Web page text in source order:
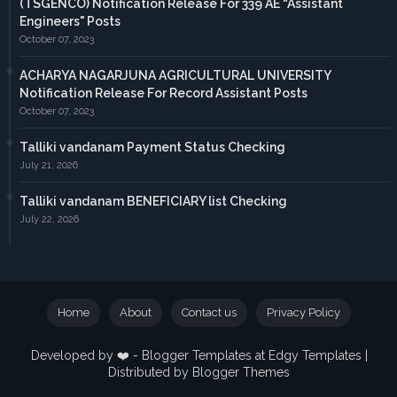
(TSGENCO) Notification Release For 339 AE “Assistant
Engineers" Posts
October 07, 2023
ACHARYA NAGARJUNA AGRICULTURAL UNIVERSITY
Notification Release For Record Assistant Posts
October 07, 2023
Talliki vandanam Payment Status Checking
July 21, 2026
Talliki vandanam BENEFICIARY list Checking
July 22, 2026
Developed by ❤️ - Blogger Templates at Edgy Templates |
Distributed by Blogger Themes
Home About Contact us Privacy Policy